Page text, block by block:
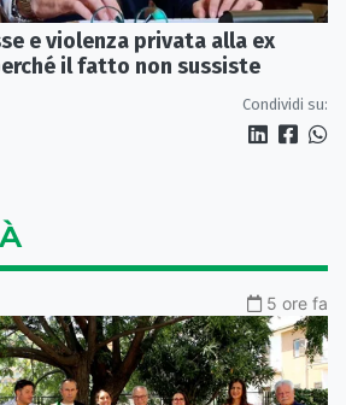
e violenza privata alla ex
il fatto non sussiste
Condividi su:
5 ore fa